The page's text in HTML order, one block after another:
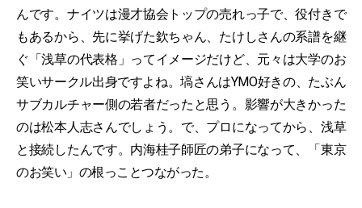
んです。ナイツは漫才協会トップの売れっ子で、役付きで
もあるから、先に挙げた欽ちゃん、たけしさんの系譜を継
ぐ「浅草の代表格」ってイメージだけど、元々は大学のお
笑いサークル出身ですよね。塙さんはYMO好きの、たぶん
サブカルチャー側の若者だったと思う。影響が大きかった
のは松本人志さんでしょう。で、プロになってから、浅草
と接続したんです。内海桂子師匠の弟子になって、「東京
のお笑い」の根っことつながった。